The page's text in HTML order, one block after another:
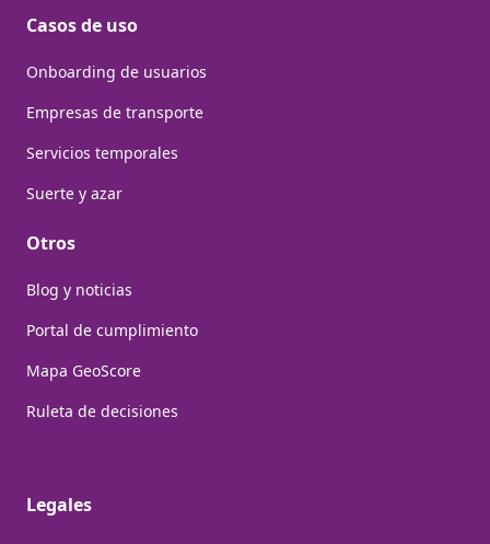
Casos de uso
Onboarding de usuarios
Empresas de transporte
Servicios temporales
Suerte y azar
Otros
Blog y noticias
Portal de cumplimiento
Mapa GeoScore
Ruleta de decisiones
Legales